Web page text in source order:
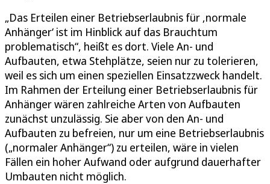
„Das Erteilen einer Betriebserlaubnis für ‚normale
Anhänger‘ ist im Hinblick auf das Brauchtum
problematisch“, heißt es dort. Viele An- und
Aufbauten, etwa Stehplätze, seien nur zu tolerieren,
weil es sich um einen speziellen Einsatzzweck handelt.
Im Rahmen der Erteilung einer Betriebserlaubnis für
Anhänger wären zahlreiche Arten von Aufbauten
zunächst unzulässig. Sie aber von den An- und
Aufbauten zu befreien, nur um eine Betriebserlaubnis
(„normaler Anhänger“) zu erteilen, wäre in vielen
Fällen ein hoher Aufwand oder aufgrund dauerhafter
Umbauten nicht möglich.